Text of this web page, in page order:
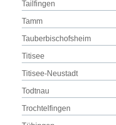
Tailfingen
Tamm
Tauberbischofsheim
Titisee
Titisee-Neustadt
Todtnau
Trochtelfingen